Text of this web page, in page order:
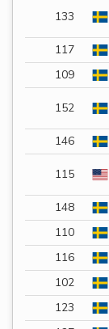
133
117
109
152
146
115
148
110
116
102
123